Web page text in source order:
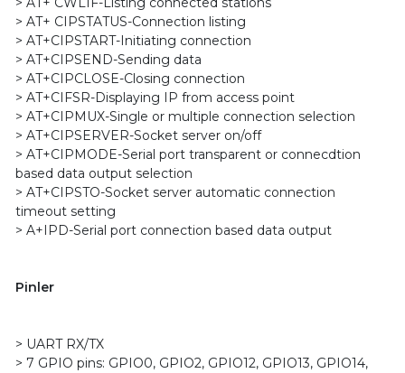
> AT+ CIPSTATUS-Connection listing
> AT+CIPSTART-Initiating connection
> AT+CIPSEND-Sending data
> AT+CIPCLOSE-Closing connection
> AT+CIFSR-Displaying IP from access point
> AT+CIPMUX-Single or multiple connection selection
> AT+CIPSERVER-Socket server on/off
> AT+CIPMODE-Serial port transparent or connecdtion
based data output selection
> AT+CIPSTO-Socket server automatic connection
timeout setting
> A+IPD-Serial port connection based data output
Pinler
> UART RX/TX
> 7 GPIO pins: GPIO0, GPIO2, GPIO12, GPIO13, GPIO14,